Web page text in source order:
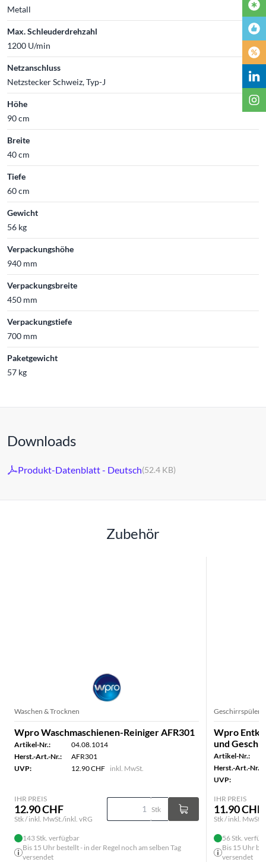
Metall
Max. Schleuderdrehzahl
1200 U/min
Netzanschluss
Netzstecker Schweiz, Typ-J
Höhe
90 cm
Breite
40 cm
Tiefe
60 cm
Gewicht
56 kg
Verpackungshöhe
940 mm
Verpackungsbreite
450 mm
Verpackungstiefe
700 mm
Paketgewicht
57 kg
Downloads
Produkt-Datenblatt - Deutsch(52.4 KB)
Zubehör
Waschen & Trocknen
Wpro Waschmaschienen-Reiniger AFR301
Artikel-Nr.:
04.08.1014
Herst.-Art.-Nr.:
AFR301
UVP:
12.90 CHF inkl. MwSt.
IHR PREIS
12.90 CHF
Stk / inkl. MwSt./inkl. vRG
Stk
143 Stk. verfügbar
Bis 15 Uhr bestellt - in der Regel noch am selben Tag
versendet
Geschirrspüler
Wpro
und
Artikel-Nr.:
Herst.-Art.-Nr.:
UVP:
IHR PREIS
11.90 CHF
Stk / inkl.
56 Stk.
Bis 15 Uhr
versendet